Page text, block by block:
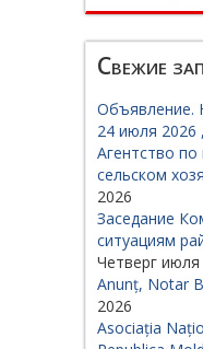
Свежие
Объявление.
24 июля 2026
Агентство
сельском
2026
Заседание
ситуациям
Четверг
Anunț, Notar
2026
Asociația